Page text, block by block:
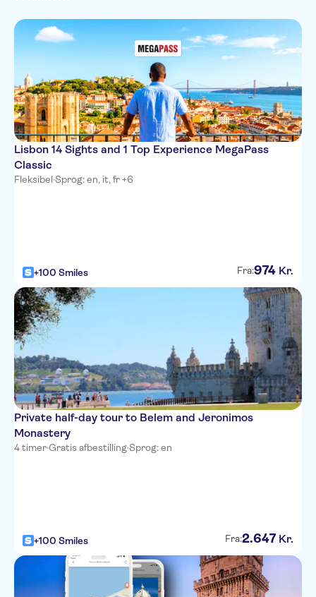
Tur med Audioguide
Guidet Tur
Spring linjen over
Kultur & historie
Pas til seværdigheder
Italian
Japanese
Lisbon 14 Sights and 1 Top Experience MegaPass
Classic
Fleksibel·Sprog: en, it, fr +6
+100 Smiles Fra:974 Kr.
Private half-day tour to Belem and Jeronimos
Monastery
4 timer·Gratis afbestilling·Sprog: en
+100 Smiles Fra:2.647 Kr.